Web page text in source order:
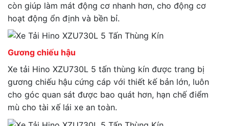
còn giúp làm mát động cơ nhanh hơn, cho động cơ
hoạt động ổn định và bền bỉ.
Gương chiếu hậu
Xe tải Hino XZU730L 5 tấn thùng kín được trang bị
gương chiếu hậu cứng cáp với thiết kế bản lớn, luôn
cho góc quan sát được bao quát hơn, hạn chế điểm
mù cho tài xế lái xe an toàn.